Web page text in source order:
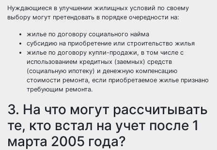
Нуждающиеся в улучшении жилищных условий по своему
выбору могут претендовать в порядке очередности на:
жилье по договору социального найма
субсидию на приобретение или строительство жилья
жилье по договору купли-продажи, в том числе с
использованием кредитных (заемных) средств
(социальную ипотеку) и денежную компенсацию
стоимости ремонта, если приобретаемое жилье признано
требующим ремонта.
3. На что могут рассчитывать
те, кто встал на учет после 1
марта 2005 года?